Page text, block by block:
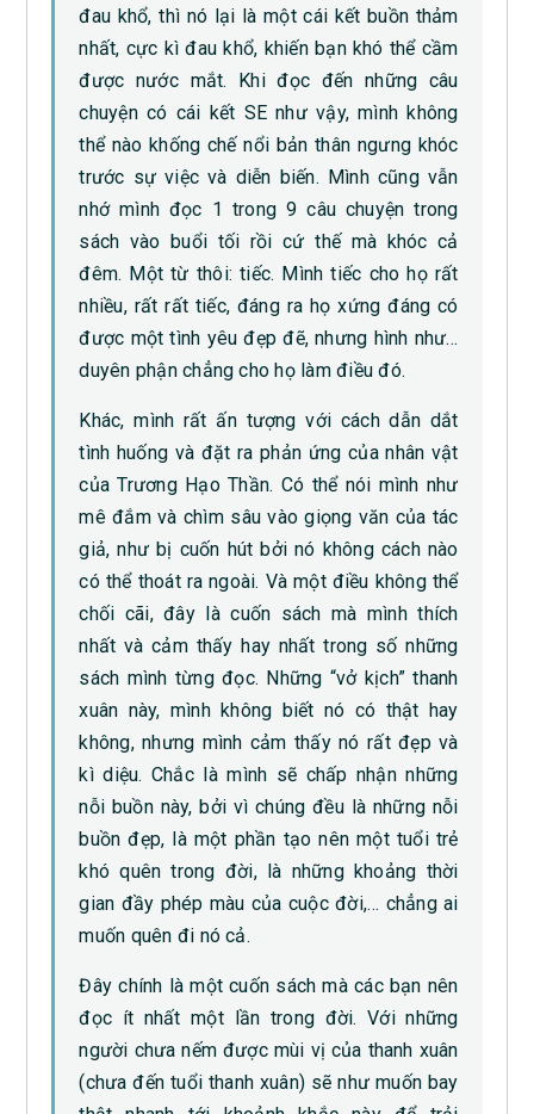
đau khổ, thì nó lại là một cái kết buồn thảm
nhất, cực kì đau khổ, khiến bạn khó thể cầm
được nước mắt. Khi đọc đến những câu
chuyện có cái kết SE như vậy, mình không
thể nào khống chế nổi bản thân ngưng khóc
trước sự việc và diễn biến. Mình cũng vẫn
nhớ mình đọc 1 trong 9 câu chuyện trong
sách vào buổi tối rồi cứ thế mà khóc cả
đêm. Một từ thôi: tiếc. Mình tiếc cho họ rất
nhiều, rất rất tiếc, đáng ra họ xứng đáng có
được một tình yêu đẹp đẽ, nhưng hình như…
duyên phận chẳng cho họ làm điều đó.
Khác, mình rất ấn tượng với cách dẫn dắt
tình huống và đặt ra phản ứng của nhân vật
của Trương Hạo Thần. Có thể nói mình như
mê đắm và chìm sâu vào giọng văn của tác
giả, như bị cuốn hút bởi nó không cách nào
có thể thoát ra ngoài. Và một điều không thể
chối cãi, đây là cuốn sách mà mình thích
nhất và cảm thấy hay nhất trong số những
sách mình từng đọc. Những “vở kịch” thanh
xuân này, mình không biết nó có thật hay
không, nhưng mình cảm thấy nó rất đẹp và
kì diệu. Chắc là mình sẽ chấp nhận những
nỗi buồn này, bởi vì chúng đều là những nỗi
buồn đẹp, là một phần tạo nên một tuổi trẻ
khó quên trong đời, là những khoảng thời
gian đầy phép màu của cuộc đời,… chẳng ai
muốn quên đi nó cả.
Đây chính là một cuốn sách mà các bạn nên
đọc ít nhất một lần trong đời. Với những
người chưa nếm được mùi vị của thanh xuân
(chưa đến tuổi thanh xuân) sẽ như muốn bay